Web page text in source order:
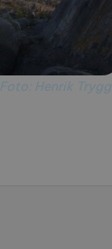
Foto: Henrik Trygg